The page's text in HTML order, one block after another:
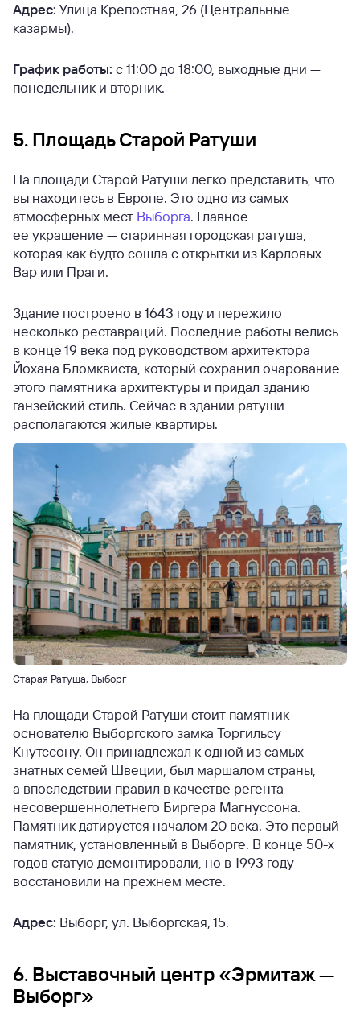
Адрес: Улица Крепостная, 26 (Центральные
казармы).
График работы: с 11:00 до 18:00, выходные дни —
понедельник и вторник.
5. Площадь Старой Ратуши
На площади Старой Ратуши легко представить, что
вы находитесь в Европе. Это одно из самых
атмосферных мест Выборга. Главное
ее украшение — старинная городская ратуша,
которая как будто сошла с открытки из Карловых
Вар или Праги.
Здание построено в 1643 году и пережило
несколько реставраций. Последние работы велись
в конце 19 века под руководством архитектора
Йохана Бломквиста, который сохранил очарование
этого памятника архитектуры и придал зданию
ганзейский стиль. Сейчас в здании ратуши
располагаются жилые квартиры.
Старая Ратуша, Выборг
На площади Старой Ратуши стоит памятник
основателю Выборгского замка Торгильсу
Кнутссону. Он принадлежал к одной из самых
знатных семей Швеции, был маршалом страны,
а впоследствии правил в качестве регента
несовершеннолетнего Биргера Магнуссона.
Памятник датируется началом 20 века. Это первый
памятник, установленный в Выборге. В конце 50-х
годов статую демонтировали, но в 1993 году
восстановили на прежнем месте.
Адрес: Выборг, ул. Выборгская, 15.
6. Выставочный центр «Эрмитаж —
Выборг»